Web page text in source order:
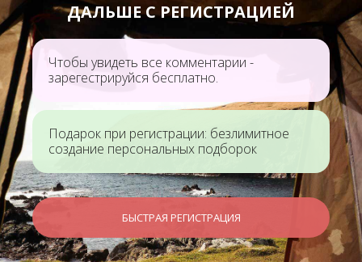
ДАЛЬШЕ С РЕГИСТРАЦИЕЙ
Чтобы увидеть все комментарии -
зарегестрируйся бесплатно.
Подарок при регистрации: безлимитное
создание персональных подборок
БЫСТРАЯ РЕГИСТРАЦИЯ